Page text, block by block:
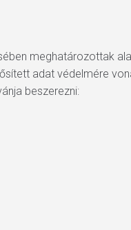
meghatározottak
adat védelmére
beszerezni: